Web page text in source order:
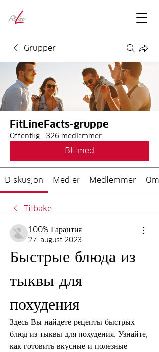
Grupper
FitLineFacts-gruppe
Offentlig · 326 medlemmer
Bli med
Diskusjon Medier Medlemmer Om
Tilbake
100% Гарантия
27. august 2023
Быстрые блюда из
тыквы для
похудения
Здесь Вы найдете рецепты быстрых
блюд из тыквы для похудения. Узнайте,
как готовить вкусные и полезные